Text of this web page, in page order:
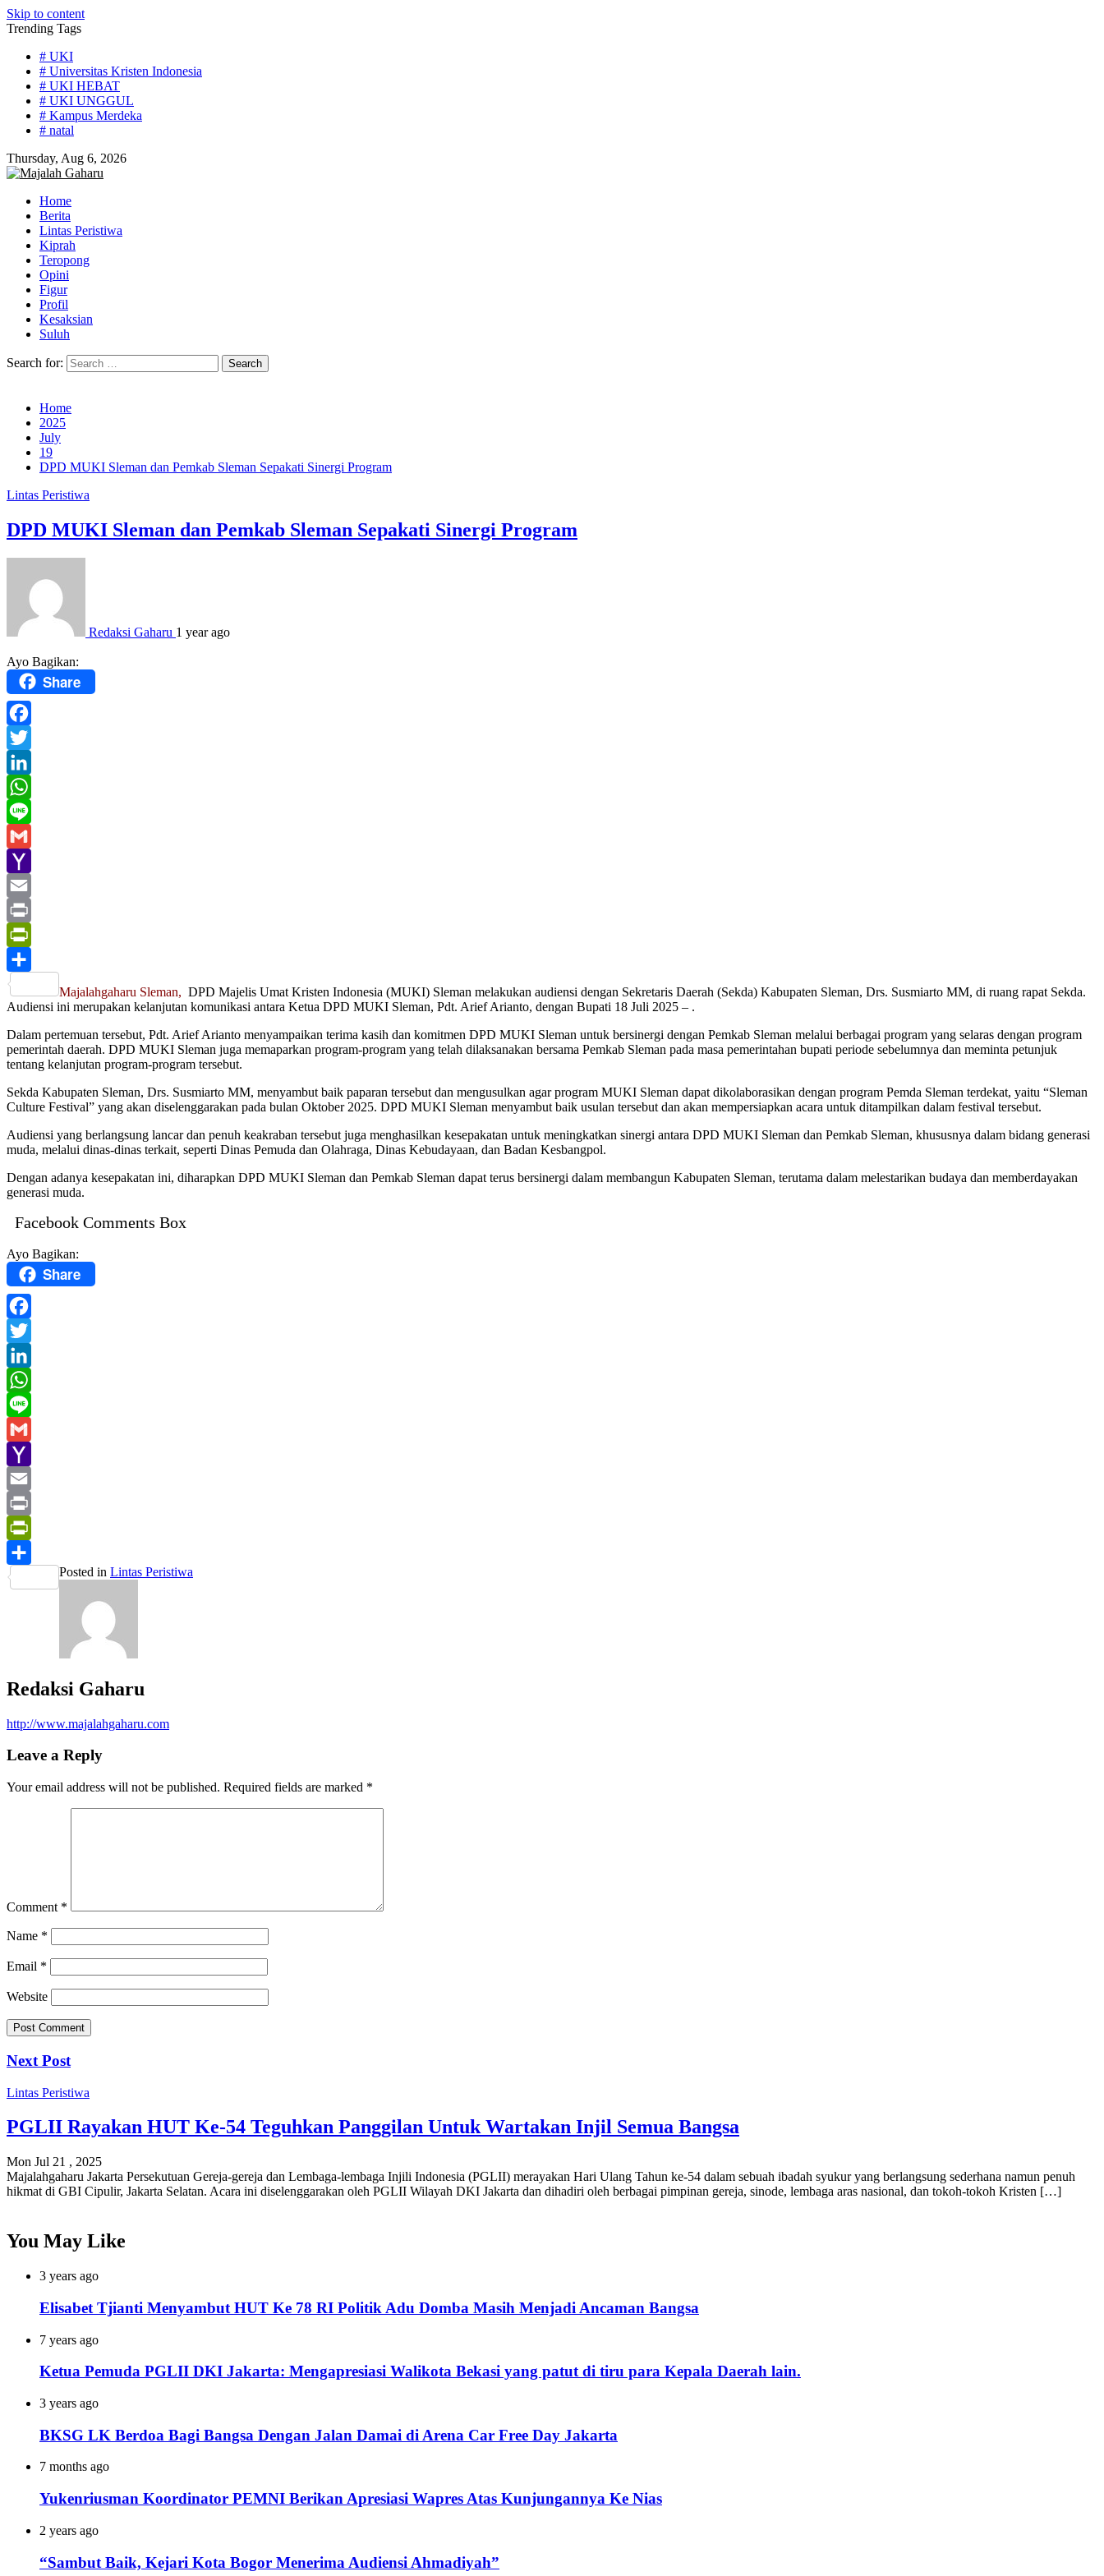
Skip to content
Trending Tags
# UKI
# Universitas Kristen Indonesia
# UKI HEBAT
# UKI UNGGUL
# Kampus Merdeka
# natal
Thursday, Aug 6, 2026
Home
Berita
Lintas Peristiwa
Kiprah
Teropong
Opini
Figur
Profil
Kesaksian
Suluh
Search for:
Home
2025
July
19
DPD MUKI Sleman dan Pemkab Sleman Sepakati Sinergi Program
Lintas Peristiwa
DPD MUKI Sleman dan Pemkab Sleman Sepakati Sinergi Program
Redaksi Gaharu 1 year ago
Ayo Bagikan:
Share
Facebook
Twitter
LinkedIn
WhatsApp
Line
Gmail
Yahoo
Mail
Email
Print
PrintFriendly
Majalahgaharu Sleman, DPD Majelis Umat Kristen Indonesia (MUKI) Sleman melakukan audiensi dengan Sekretaris Daerah (Sekda) Kabupaten Sleman, Drs. Susmiarto MM, di ruang rapat Sekda.
Audiensi ini merupakan kelanjutan komunikasi antara Ketua DPD MUKI Sleman, Pdt. Arief Arianto, dengan Bupati 18 Juli 2025 – .
Dalam pertemuan tersebut, Pdt. Arief Arianto menyampaikan terima kasih dan komitmen DPD MUKI Sleman untuk bersinergi dengan Pemkab Sleman melalui berbagai program yang selaras dengan program
pemerintah daerah. DPD MUKI Sleman juga memaparkan program-program yang telah dilaksanakan bersama Pemkab Sleman pada masa pemerintahan bupati periode sebelumnya dan meminta petunjuk
tentang kelanjutan program-program tersebut.
Sekda Kabupaten Sleman, Drs. Susmiarto MM, menyambut baik paparan tersebut dan mengusulkan agar program MUKI Sleman dapat dikolaborasikan dengan program Pemda Sleman terdekat, yaitu “Sleman
Culture Festival” yang akan diselenggarakan pada bulan Oktober 2025. DPD MUKI Sleman menyambut baik usulan tersebut dan akan mempersiapkan acara untuk ditampilkan dalam festival tersebut.
Audiensi yang berlangsung lancar dan penuh keakraban tersebut juga menghasilkan kesepakatan untuk meningkatkan sinergi antara DPD MUKI Sleman dan Pemkab Sleman, khususnya dalam bidang generasi
muda, melalui dinas-dinas terkait, seperti Dinas Pemuda dan Olahraga, Dinas Kebudayaan, dan Badan Kesbangpol.
Dengan adanya kesepakatan ini, diharapkan DPD MUKI Sleman dan Pemkab Sleman dapat terus bersinergi dalam membangun Kabupaten Sleman, terutama dalam melestarikan budaya dan memberdayakan
generasi muda.
Facebook Comments Box
Ayo Bagikan:
Share
Facebook
Twitter
LinkedIn
WhatsApp
Line
Gmail
Yahoo
Mail
Email
Print
PrintFriendly
Share
Posted in Lintas Peristiwa
Redaksi Gaharu
http://www.majalahgaharu.com
Leave a Reply
Your email address will not be published. Required fields are marked *
Comment *
Name *
Email *
Website
Next Post
Lintas Peristiwa
PGLII Rayakan HUT Ke-54 Teguhkan Panggilan Untuk Wartakan Injil Semua Bangsa
Mon Jul 21 , 2025
Majalahgaharu Jakarta Persekutuan Gereja-gereja dan Lembaga-lembaga Injili Indonesia (PGLII) merayakan Hari Ulang Tahun ke-54 dalam sebuah ibadah syukur yang berlangsung sederhana namun penuh
hikmat di GBI Cipulir, Jakarta Selatan. Acara ini diselenggarakan oleh PGLII Wilayah DKI Jakarta dan dihadiri oleh berbagai pimpinan gereja, sinode, lembaga aras nasional, dan tokoh-tokoh Kristen […]
You May Like
3 years ago
Elisabet Tjianti Menyambut HUT Ke 78 RI Politik Adu Domba Masih Menjadi Ancaman Bangsa
7 years ago
Ketua Pemuda PGLII DKI Jakarta: Mengapresiasi Walikota Bekasi yang patut di tiru para Kepala Daerah lain.
3 years ago
BKSG LK Berdoa Bagi Bangsa Dengan Jalan Damai di Arena Car Free Day Jakarta
7 months ago
Yukenriusman Koordinator PEMNI Berikan Apresiasi Wapres Atas Kunjungannya Ke Nias
2 years ago
“Sambut Baik, Kejari Kota Bogor Menerima Audiensi Ahmadiyah”